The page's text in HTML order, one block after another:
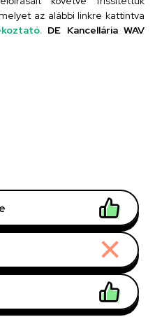
Unideb
az alábbi linkre kattintva
DE Kancellária WAV